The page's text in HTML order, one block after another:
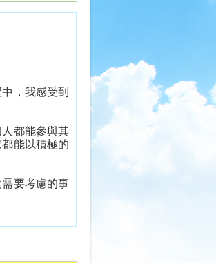
，我感受到
都能參與其
能以積極的
要考慮的事